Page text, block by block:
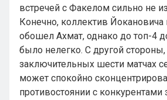
встречей с Факелом сильно не
Конечно, коллектив Йокановича
обошел Ахмат, однако до топ-4
было нелегко. С другой стороны,
заключительных шести матчах
может спокойно
противостоянии с конкурентами